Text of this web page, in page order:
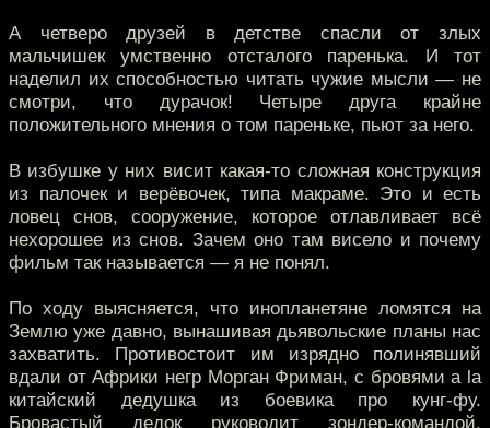
А четверо друзей в детстве спасли от злых
мальчишек умственно отсталого паренька. И тот
наделил их способностью читать чужие мысли — не
смотри, что дурачок! Четыре друга крайне
положительного мнения о том пареньке, пьют за него.
В избушке у них висит какая-то сложная конструкция
из палочек и верёвочек, типа макраме. Это и есть
ловец снов, сооружение, которое отлавливает всё
нехорошее из снов. Зачем оно там висело и почему
фильм так называется — я не понял.
По ходу выясняется, что инопланетяне ломятся на
Землю уже давно, вынашивая дьявольские планы нас
захватить. Противостоит им изрядно полинявший
вдали от Африки негр Морган Фриман, с бровями a la
китайский дедушка из боевика про кунг-фу.
Бровастый дедок руководит зондер-командой,